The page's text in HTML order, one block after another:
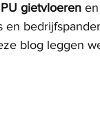
PU gietvloeren en
blog leggen